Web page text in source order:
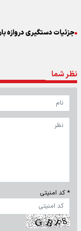
جزئیات دستگیری دروازه
نظر شما
* کد امنیتی